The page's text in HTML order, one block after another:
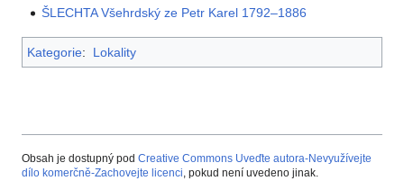
ŠLECHTA Všehrdský ze Petr Karel 1792–1886
Kategorie: Lokality
Obsah je dostupný pod Creative Commons Uveďte autora-Nevyužívejte
dílo komerčně-Zachovejte licenci , pokud není uvedeno jinak.